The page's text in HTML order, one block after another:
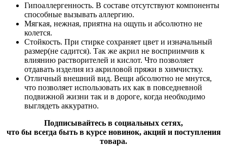
Гипоаллергенность. В составе отсутствуют компоненты
способные вызывать аллергию.
Мягкая, нежная, приятна на ощупь и абсолютно не
колется.
Стойкость. При стирке сохраняет цвет и изначальный
размер(не садится). Так же акрил не восприимчив к
влиянию растворителей и кислот. Что позволяет
отдавать изделия из акриловой пряжи в химчистку.
Отличный внешний вид. Вещи абсолютно не мнутся,
что позволяет использовать их как в повседневной
подвижной жизни так и в дороге, когда необходимо
выглядеть аккуратно.
Подписывайтесь в социальных сетях,
что бы всегда быть в курсе новинок, акций и поступления
товара.